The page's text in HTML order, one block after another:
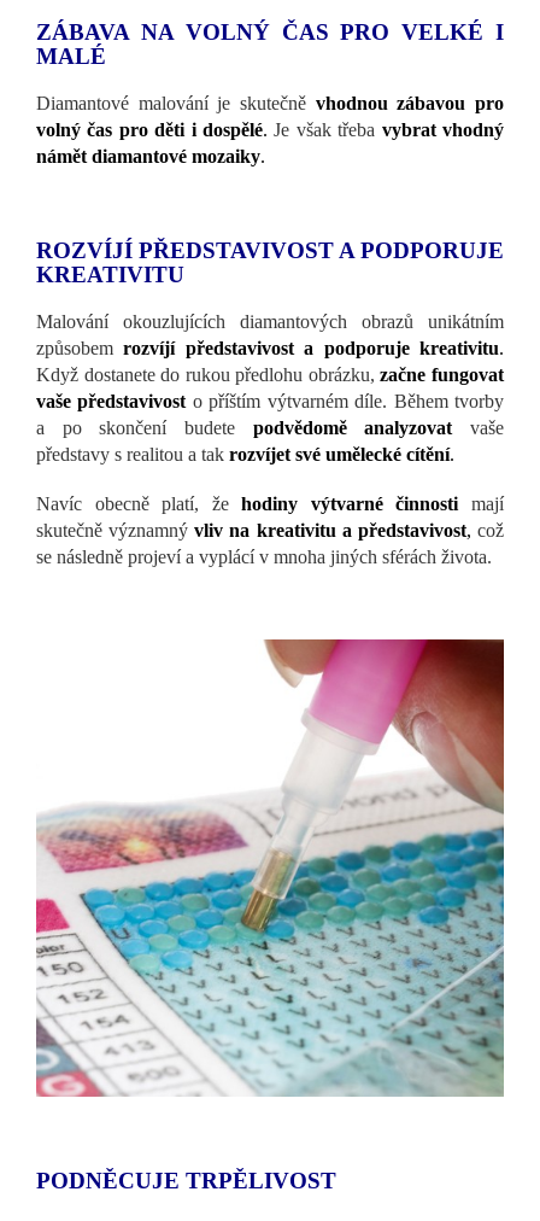
ZÁBAVA NA VOLNÝ ČAS PRO VELKÉ I
MALÉ
Diamantové malování je skutečně vhodnou zábavou pro
volný čas pro děti i dospělé. Je však třeba vybrat vhodný
námět diamantové mozaiky.
ROZVÍJÍ PŘEDSTAVIVOST A PODPORUJE
KREATIVITU
Malování okouzlujících diamantových obrazů unikátním
způsobemrozvíjí představivost a podporuje kreativitu.
Když dostanete do rukou předlohu obrázku,začne fungovat
vaše představivost o příštím výtvarném díle. Během tvorby
a po skončení budete podvědomě analyzovat vaše
představy s realitou a tak rozvíjet své umělecké cítění.
Navíc obecně platí, žehodiny výtvarné činnosti mají
skutečně významnývliv na kreativitu a představivost, což
se následně projeví a vyplácí v mnoha jiných sférách života.
PODNĚCUJE TRPĚLIVOST